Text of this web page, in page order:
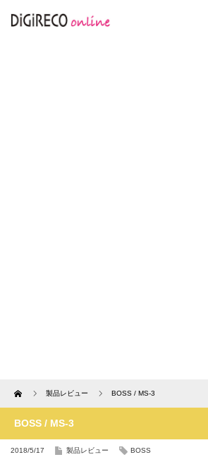
Home 製品レビュー BOSS / MS-3
BOSS / MS-3
2018/5/17 製品レビュー BOSS